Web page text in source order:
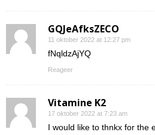
GQJeAfksZECO
11 oktober 2022 at 12:27 pm
fNqldzAjYQ
Reageer
Vitamine K2
17 oktober 2022 at 7:23 am
I would like to thnkx for the